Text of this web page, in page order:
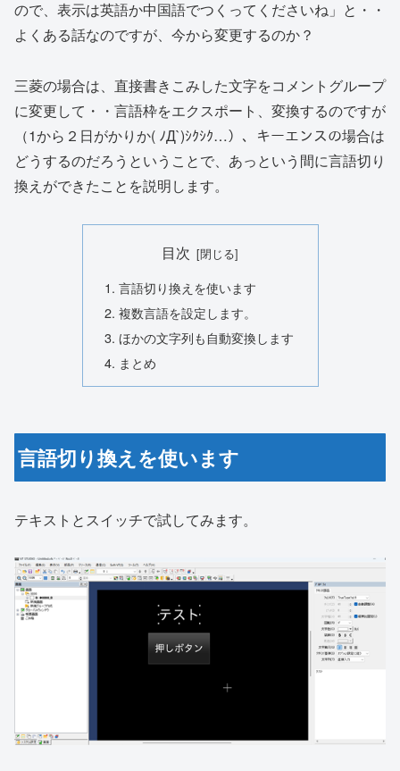
ので、表示は英語か中国語でつくってくださいね」と・・
よくある話なのですが、今から変更するのか？
三菱の場合は、直接書きこみした文字をコメントグループ
に変更して・・言語枠をエクスポート、変換するのですが
（1から２日がかりか( ﾉД`)ｼｸｼｸ…）、キーエンスの場合は
どうするのだろうということで、あっという間に言語切り
換えができたことを説明します。
目次
言語切り換えを使います
複数言語を設定します。
ほかの文字列も自動変換します
まとめ
言語切り換えを使います
テキストとスイッチで試してみます。